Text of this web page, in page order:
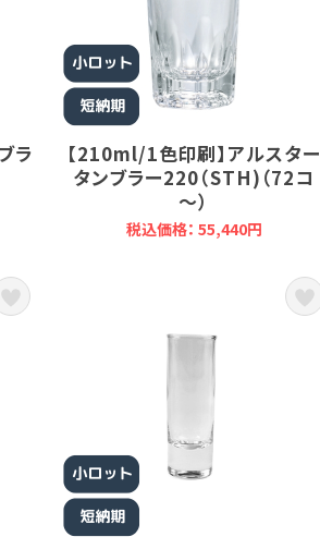
ラ
【210ml/1色印刷】アルスター
タンブラー220（STH)（72コ
～）
税込価格： 55,440円